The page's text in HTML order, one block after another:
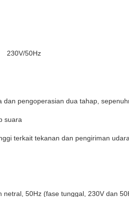
pengoperasian dua tahap,
suara
terkait tekanan dan pengiriman udara
50Hz (fase tunggal, 230V dan